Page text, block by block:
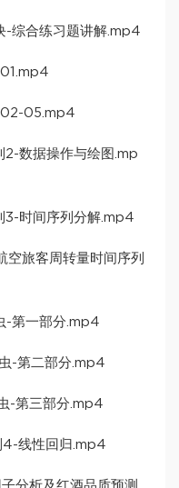
综合练习题讲解.mp4
05.mp4
数据操作与绘图.mp
时间序列分解.mp4
旅客周转量时间序列
-第一部分.mp4
-第二部分.mp4
-第三部分.mp4
线性回归.mp4